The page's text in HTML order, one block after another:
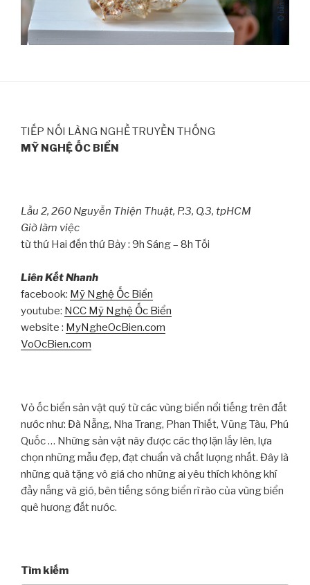
TIẾP NỐI LÀNG NGHỀ TRUYỀN THỐNG
MỸ NGHỆ ỐC BIỂN
Lầu 2, 260 Nguyễn Thiện Thuật, P.3, Q.3, tpHCM
Giờ làm việc
từ thứ Hai đến thứ Bảy : 9h Sáng – 8h Tối
Liên Kết Nhanh
facebook: Mỹ Nghệ Ốc Biển
youtube: NCC Mỹ Nghệ Ốc Biển
website : MyNgheOcBien.com
VoOcBien.com
Vỏ ốc biển sản vật quý từ các vùng biển nổi tiếng trên đất
nước như: Đà Nẵng, Nha Trang, Phan Thiết, Vũng Tàu, Phú
Quốc … Những sản vật này được các thợ lặn lấy lên, lựa
chọn những mẫu đẹp, đạt chuẩn và chất lượng nhất. Đây là
những quà tặng vô giá cho những ai yêu thích không khí
đầy nắng và gió, bên tiếng sóng biển rì rào của vùng biển
quê hương đất nước.
Tìm kiếm